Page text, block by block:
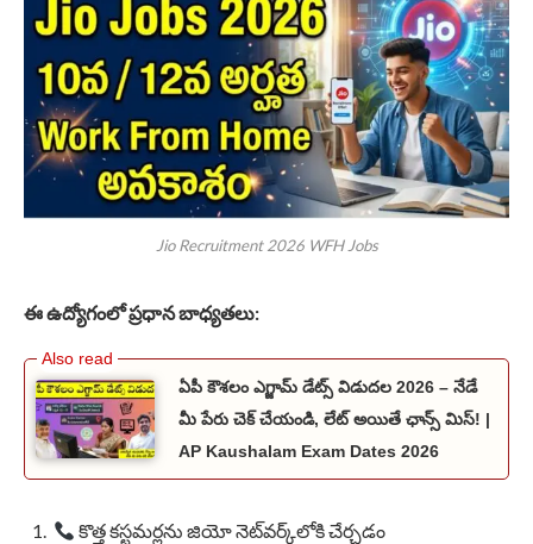
Jio Recruitment 2026 WFH Jobs
ఈ ఉద్యోగంలో ప్రధాన బాధ్యతలు:
ఏపీ కౌశలం ఎగ్జామ్ డేట్స్ విడుదల 2026 – నేడే
మీ పేరు చెక్ చేయండి, లేట్ అయితే ఛాన్స్ మిస్! |
AP Kaushalam Exam Dates 2026
కొత్త కస్టమర్లను జియో నెట్‌వర్క్‌లోకి చేర్చడం